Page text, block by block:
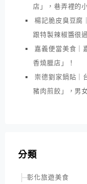
店」，巷弄裡的
楊記脆皮臭豆腐
跟特製辣椒醬很
嘉義便當美食｜
香燒臘店」！
崇德劉家鍋貼｜
豬肉煎餃」，男
分類
彰化旅遊美食